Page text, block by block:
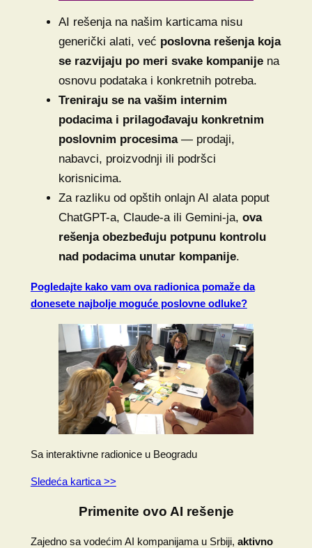
AI rešenja na našim karticama nisu
generički alati, već poslovna rešenja koja
se razvijaju po meri svake kompanije na
osnovu podataka i konkretnih potreba.
Treniraju se na vašim internim
podacima i prilagođavaju konkretnim
poslovnim procesima— prodaji,
nabavci, proizvodnji ili podršci
korisnicima.
Za razliku od opštih onlajn AI alata poput
ChatGPT-a, Claude-a ili Gemini-ja, ova
rešenja obezbeđuju potpunu kontrolu
nad podacima unutar kompanije.
Pogledajte kako vam ova radionica pomaže da
donesete najbolje moguće poslovne odluke?
Sa interaktivne radionice u Beogradu
Sledeća kartica >>
Primenite ovo AI rešenje
Zajedno sa vodećim AI kompanijama u Srbiji, aktivno